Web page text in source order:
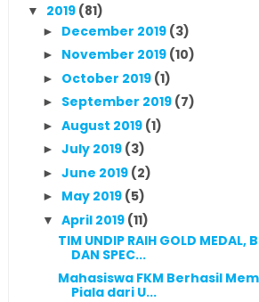
▼ 2019 (81)
► December 2019 (3)
► November 2019 (10)
► October 2019 (1)
► September 2019 (7)
► August 2019 (1)
► July 2019 (3)
► June 2019 (2)
► May 2019 (5)
▼ April 2019 (11)
TIM UNDIP RAIH GOLD MEDAL,
DAN SPEC...
Mahasiswa FKM Berhasil
Piala dari U...